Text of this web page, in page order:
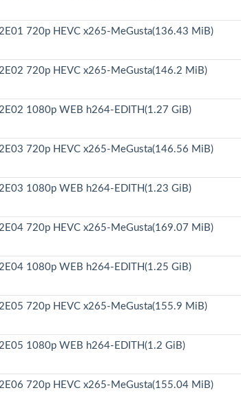
720p HEVC x265-MeGusta(136.43 MiB)
720p HEVC x265-MeGusta(146.2 MiB)
1080p WEB h264-EDITH(1.27 GiB)
720p HEVC x265-MeGusta(146.56 MiB)
1080p WEB h264-EDITH(1.23 GiB)
720p HEVC x265-MeGusta(169.07 MiB)
1080p WEB h264-EDITH(1.25 GiB)
720p HEVC x265-MeGusta(155.9 MiB)
1080p WEB h264-EDITH(1.2 GiB)
720p HEVC x265-MeGusta(155.04 MiB)